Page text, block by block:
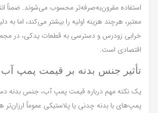
استفاده مقرون‌به‌صرفه‌تر محسوب می‌شوند. ضمناً
معتبر، هرچند هزینه اولیه را بیشتر می‌کند، اما به
خرابی زودرس و دسترسی به قطعات یدکی، در
اقتصادی است.
تأثیر جنس بدنه بر قیمت پمپ آب
یک نکته مهم درباره قیمت پمپ آب، جنس بدنه
پمپ‌های با بدنه چدنی یا پلاستیکی عموماً ارزان‌تر